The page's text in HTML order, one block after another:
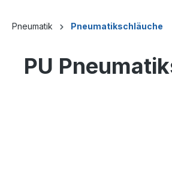
Pneumatik Pneumatikschläuche
PU